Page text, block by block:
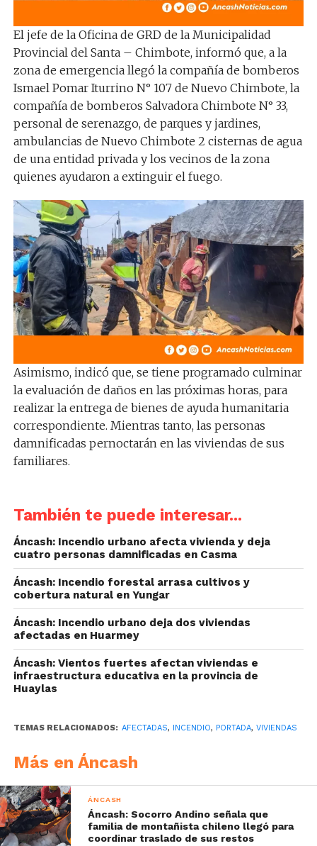
El jefe de la Oficina de GRD de la Municipalidad
Provincial del Santa – Chimbote, informó que, a la
zona de emergencia llegó la compañía de bomberos
Ismael Pomar Iturrino N° 107 de Nuevo Chimbote, la
compañía de bomberos Salvadora Chimbote N° 33,
personal de serenazgo, de parques y jardines,
ambulancias de Nuevo Chimbote 2 cisternas de agua
de una entidad privada y los vecinos de la zona
quienes ayudaron a extinguir el fuego.
Asimismo, indicó que, se tiene programado culminar
la evaluación de daños en las próximas horas, para
realizar la entrega de bienes de ayuda humanitaria
correspondiente. Mientras tanto, las personas
damnificadas pernoctarán en las viviendas de sus
familiares.
También te puede interesar...
Áncash: Incendio urbano afecta vivienda y deja
cuatro personas damnificadas en Casma
Áncash: Incendio forestal arrasa cultivos y
cobertura natural en Yungar
Áncash: Incendio urbano deja dos viviendas
afectadas en Huarmey
Áncash: Vientos fuertes afectan viviendas e
infraestructura educativa en la provincia de
Huaylas
TEMAS RELACIONADOS: AFECTADAS, INCENDIO, PORTADA, VIVIENDAS
Más en Áncash
ÁNCASH
Áncash: Socorro Andino señala que
familia de montañista chileno llegó para
coordinar traslado de sus restos